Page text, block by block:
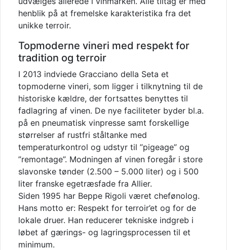
henblik på at fremelske karakteristika fra det
unikke terroir.
Topmoderne vineri med respekt for
tradition og terroir
I 2013 indviede Gracciano della Seta et
topmoderne vineri, som ligger i tilknytning til de
historiske kældre, der fortsattes benyttes til
fadlagring af vinen. De nye faciliteter byder bl.a.
på en pneumatisk vinpresse samt forskellige
størrelser af rustfri ståltanke med
temperaturkontrol og udstyr til ”pigeage” og
”remontage”. Modningen af vinen foregår i store
slavonske tønder (2.500 – 5.000 liter) og i 500
liter franske egetræsfade fra Allier.
Siden 1995 har Beppe Rigoli været chefønolog.
Hans motto er: Respekt for terroir’et og for de
lokale druer. Han reducerer tekniske indgreb i
løbet af gærings- og lagringsprocessen til et
minimum.